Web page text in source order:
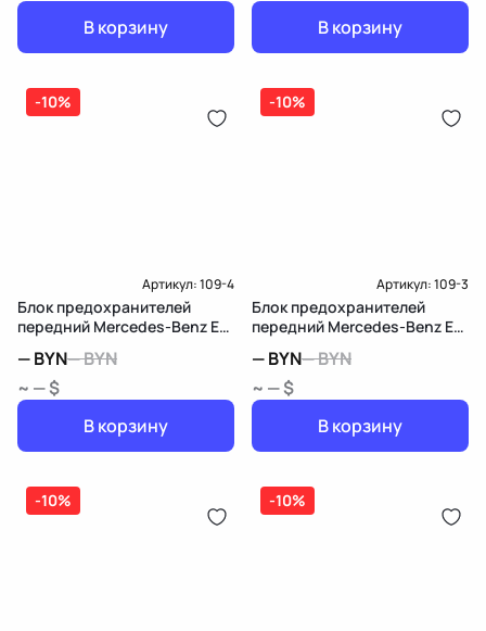
В корзину
В корзину
-10%
Артикул:109-4
Блок предохранителей
передний Mercedes-Benz E
—BYN—BYN
~ — $
В корзину
-10%
Артикул:109-3
Блок предохранителей
передний Mercedes-Benz E
—BYN—BYN
~ — $
В корзину
-10% -10%